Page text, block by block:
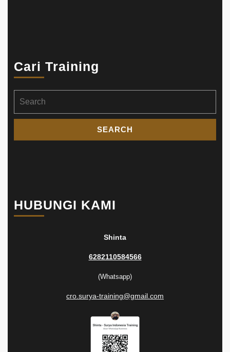
Cari Training
for:
HUBUNGI KAMI
Shinta
6282110584566
(Whatsapp)
cro.surya-training@gmail.com